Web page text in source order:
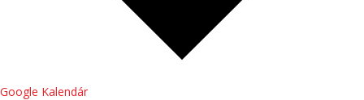
Google Kalendár